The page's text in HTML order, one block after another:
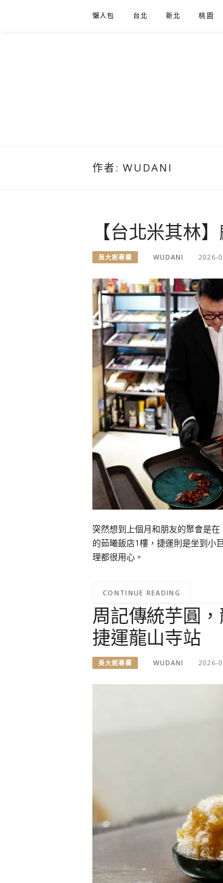
懶人包 台北 新北 桃園
作者: WUDANI
【台北米其林
吳大妮專欄 WUDANI 2026-
突然想到上個月和朋友的聚會是
的茹曦飯店1樓，捷運則是坐到小
理都很用心。
CONTINUE READING
周記傳統芋圓
捷運龍山寺站
吳大妮專欄 WUDANI 2026-